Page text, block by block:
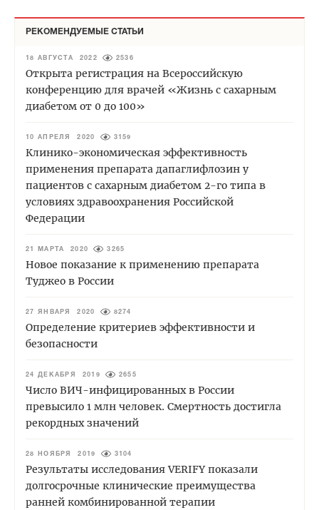
РЕКОМЕНДУЕМЫЕ СТАТЬИ
18 АВГУСТА 2022 2536
Открыта регистрация на Всероссийскую
конференцию для врачей «Жизнь с сахарным
диабетом от 0 до 100»
10 АПРЕЛЯ 2020 3159
Клинико-экономическая эффективность
применения препарата дапаглифлозин у
пациентов с сахарным диабетом 2-го типа в
условиях здравоохранения Российской
Федерации
21 МАРТА 2020 3265
Новое показание к применению препарата
Туджео в России
27 ЯНВАРЯ 2020 8274
Определение критериев эффективности и
безопасности
24 ДЕКАБРЯ 2019 2655
Число ВИЧ-инфицированных в России
превысило 1 млн человек. Смертность достигла
рекордных значений
28 НОЯБРЯ 2019 3104
Результаты исследования VERIFY показали
долгосрочные клинические преимущества
ранней комбинированной терапии